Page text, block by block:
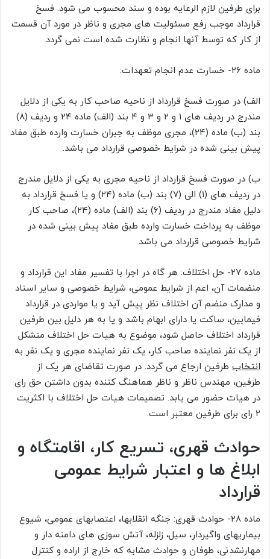
برای طرفین لازم الرعایه بوده و سند محسوب می شود. فسخ
قرارداد موجب رفع مسئولیت های مجری و ناظر در مورد آن قسمت
از کار که توسط آنها انجام و نظارت شده است نمی گردد.
ماده ۲۶- خسارت عدم انجام تعهدات:
الف) در صورت فسخ قرارداد از ناحیه صاحب کار به یکی از دلایل
مندرج در ردیف های ۱ و ۲ و ۳ و ۴ بند (الف) ماده ۲۴ و ردیف (۸)
بند (ب) ماده (۲۴)، مجری موظف به جبران خسارت وارده طبق مفاد
پیش بینی شده در شرایط خصوصی قرارداد می باشد.
ب) در صورت فسخ قرارداد از ناحیه مجری به یکی از دلایل مندرج
در ردیف های (۱) الى (۷) بند (ب) ماده (۲۴) و یا فسخ قرارداد به
دلیل مفاد مندرج در ردیف (۶) بند (الف) ماده (۲۴)، صاحب کار
موظف به پرداخت خسارت وارده طبق مفاد پیش بینی شده در
شرایط خصوصی قرارداد می باشد.
ماده ۲۷- حل اختلاف: هر گاه در اجرا با تفسیر مفاد این قرارداد و
منضمات آن، اعم از شرایط عمومی، شرایط خصوصی و سایر اسناد
و مدارک منضم آن اختلاف نظر پیش آید و یا مواردی در قرارداد
فیمابین، ساکت یا دارای ابهام باشد و یا به هر دلیل بین طرفین
قرارداد اختلاف حاصل شود، موضوع به هیات حل اختلاف متشکل
از یک نفر نماینده صاحب کار، یک نفر نماینده مجری و یک نفر به
انتخاب طرفین ارجاع می گردد. در صورت تقاضای هر یک از
طرفین، مهندس ناظر و ناظر هماهنگ کننده بدون داشتن حق رای
در هیات حضور می یابد. تصمیمات هیات حل اختلاف با اکثریت
۲ رای برای طرفین معتبر است.
حوادث قهری، تسریع کار، اقامتگاه و
ابلاغ ها و اعتبار شرایط عمومی
قرارداد
ماده ۲۸- حوادث قهری: جنگه انقلابها، اعتصابهای عمومی، شیوع
بیماریهای واگیردار، سیل، زلزله، آتش سوزی های دامنه دار و
مهارنشدنی، طوفان و حوادث مشابه که خارج از اراده و کنترل